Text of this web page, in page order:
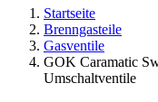
Startseite
Brenngasteile
Gasventile
GOK Caramatic
Umschaltventile